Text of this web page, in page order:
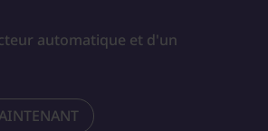
automatique et d'un